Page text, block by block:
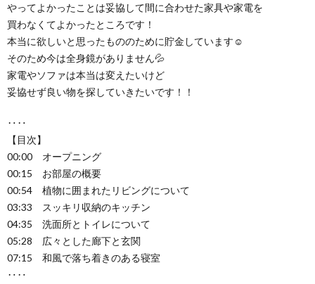
やってよかったことは妥協して間に合わせた家具や家電を
買わなくてよかったところです！
本当に欲しいと思ったもののために貯金しています☺
そのため今は全身鏡がありません💦
家電やソファは本当は変えたいけど
妥協せず良い物を探していきたいです！！
‥‥
【目次】
00:00 オープニング
00:15 お部屋の概要
00:54 植物に囲まれたリビングについて
03:33 スッキリ収納のキッチン
04:35 洗面所とトイレについて
05:28 広々とした廊下と玄関
07:15 和風で落ち着きのある寝室
‥‥